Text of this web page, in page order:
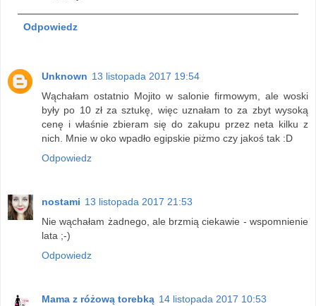
Odpowiedz
Unknown 13 listopada 2017 19:54
Wąchałam ostatnio Mojito w salonie firmowym, ale woski
były po 10 zł za sztukę, więc uznałam to za zbyt wysoką
cenę i właśnie zbieram się do zakupu przez neta kilku z
nich. Mnie w oko wpadło egipskie piżmo czy jakoś tak :D
Odpowiedz
nostami 13 listopada 2017 21:53
Nie wąchałam żadnego, ale brzmią ciekawie - wspomnienie
lata ;-)
Odpowiedz
Mama z różową torebką 14 listopada 2017 10:53